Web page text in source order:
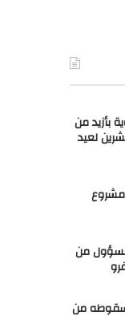
بأزيد من
لعيد
مشروع
مسؤول من
سقوطه من